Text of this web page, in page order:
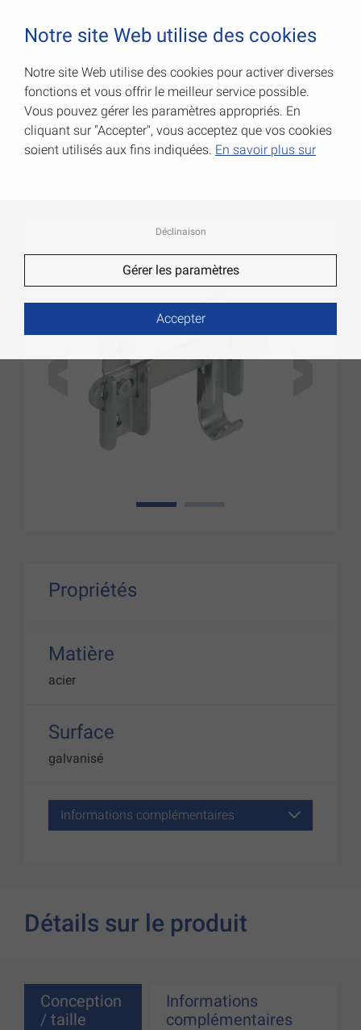
Moraillons pour volets à
battants
Code Art.: 000098000Z
1
Propriétés
Matière
acier
Surface
galvanisé
Informations complémentaires
Détails sur le produit
Conception
/ taille
Informations
complémentaires
Notre site Web utilise des cookies
Notre site Web utilise des cookies pour activer diverses
fonctions et vous offrir le meilleur service possible.
Vous pouvez gérer les paramètres appropriés. En
cliquant sur "Accepter", vous acceptez que vos cookies
soient utilisés aux fins indiquées. En savoir plus sur
Déclinaison
Gérer les paramètres
Accepter